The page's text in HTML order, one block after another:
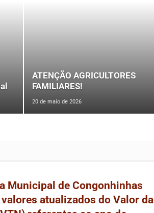
ATENÇÃO AGRICULTORES
FAMILIARES!
20 de maio de 2026
Municipal de Congonhinhas
atualizados do Valor da